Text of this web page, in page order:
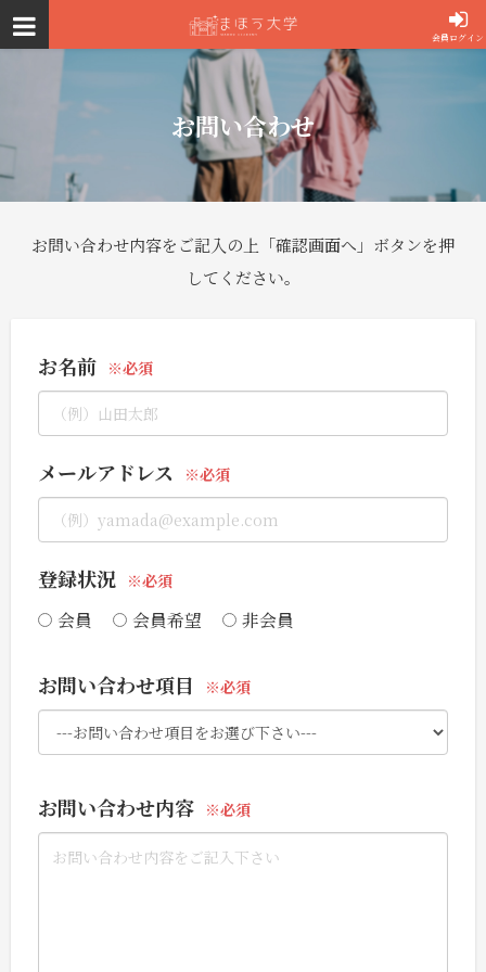
会員ログイン
お問い合わせ
お問い合わせ内容をご記入の上「確認画面へ」ボタンを押
してください。
お名前
メールアドレス
登録状況
会員 会員希望 非会員
お問い合わせ項目
お問い合わせ内容